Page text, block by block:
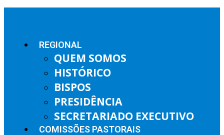
REGIONAL
QUEM SOMOS
HISTÓRICO
BISPOS
PRESIDÊNCIA
SECRETARIADO EXECUTIVO
COMISSÕES PASTORAIS